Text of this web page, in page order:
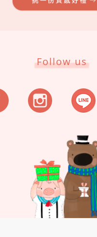
，讓我可以趕上明天的畢業典禮
啦，而且質感也很好喔，每隻小
一整天都在期待回家可以看到他
也是做網購的，更深深感受到
有在處理大家的訂單跟問題，
熊們明天跟著我去看你們的新主
Follow us